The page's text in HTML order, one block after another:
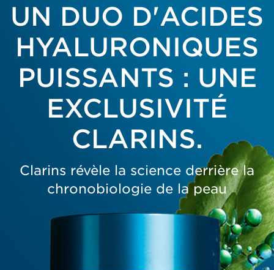
UN DUO D'ACIDES
HYALURONIQUES
PUISSANTS : UNE
EXCLUSIVITÉ
CLARINS.
Clarins révèle la science derrière la
chronobiologie de la peau